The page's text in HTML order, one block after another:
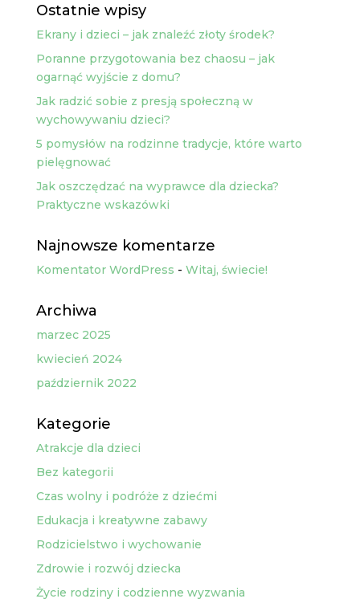
Ostatnie wpisy
Ekrany i dzieci – jak znaleźć złoty środek?
Poranne przygotowania bez chaosu – jak
ogarnąć wyjście z domu?
Jak radzić sobie z presją społeczną w
wychowywaniu dzieci?
5 pomysłów na rodzinne tradycje, które warto
pielęgnować
Jak oszczędzać na wyprawce dla dziecka?
Praktyczne wskazówki
Najnowsze komentarze
Komentator WordPress - Witaj, świecie!
Archiwa
marzec 2025
kwiecień 2024
październik 2022
Kategorie
Atrakcje dla dzieci
Bez kategorii
Czas wolny i podróże z dziećmi
Edukacja i kreatywne zabawy
Rodzicielstwo i wychowanie
Zdrowie i rozwój dziecka
Życie rodziny i codzienne wyzwania